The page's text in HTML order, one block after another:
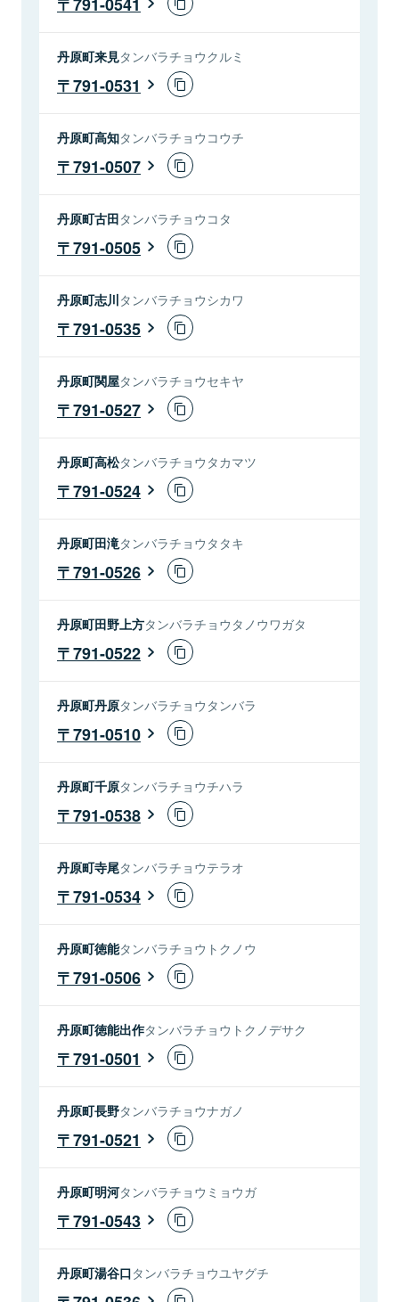
丹原町来見タンバラチョウクルミ
791-0531
丹原町高知タンバラチョウコウチ
791-0507
丹原町古田タンバラチョウコタ
791-0505
丹原町志川タンバラチョウシカワ
791-0535
丹原町関屋タンバラチョウセキヤ
791-0527
丹原町高松タンバラチョウタカマツ
791-0524
丹原町田滝タンバラチョウタタキ
791-0526
丹原町田野上方タンバラチョウタノウワガタ
791-0522
丹原町丹原タンバラチョウタンバラ
791-0510
丹原町千原タンバラチョウチハラ
791-0538
丹原町寺尾タンバラチョウテラオ
791-0534
丹原町徳能タンバラチョウトクノウ
791-0506
丹原町徳能出作タンバラチョウトクノデサク
791-0501
丹原町長野タンバラチョウナガノ
791-0521
丹原町明河タンバラチョウミョウガ
791-0543
丹原町湯谷口タンバラチョウユヤグチ